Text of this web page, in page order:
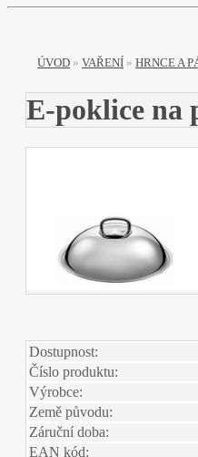
ÚVOD » VAŘENÍ » HRNCE A
E-poklice na
Dostupnost:
Číslo produktu:
Výrobce:
Země původu:
Záruční doba:
EAN kód: